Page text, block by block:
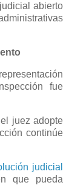
abierto
fue
juez adopte
continúe
judicial
que pueda